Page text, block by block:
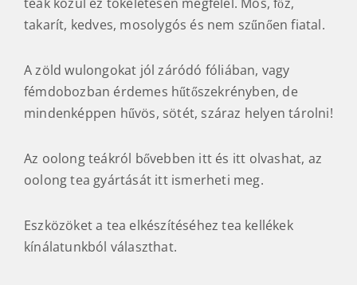
takarít, kedves, mosolygós és nem szűnően fiatal.
A zöld wulongokat jól záródó fóliában, vagy
fémdobozban érdemes hűtőszekrényben, de
mindenképpen hűvös, sötét, száraz helyen tárolni!
Az oolong teákról bővebben itt és itt olvashat, az
oolong tea gyártását itt ismerheti meg.
Eszközöket a tea elkészítéséhez tea kellékek
kínálatunkból választhat.